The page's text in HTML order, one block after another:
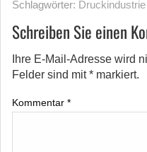
Schlagwörter: Druckindustrie
Schreiben Sie einen
Ihre E-Mail-Adresse wird
Felder sind mit* markiert.
Kommentar *